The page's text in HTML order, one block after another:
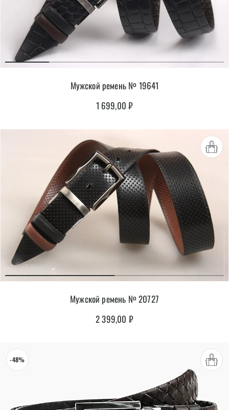
Мужской ремень № 19641
1 699,00₽
Мужской ремень № 20727
2 399,00 ₽
-48%